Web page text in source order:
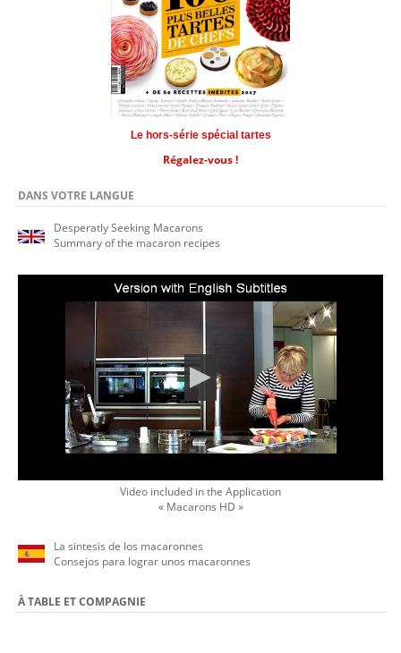
Le hors-série spécial tartes
Régalez-vous !
DANS VOTRE LANGUE
Desperatly Seeking Macarons
Summary of the macaron recipes
Video included in the Application
« Macarons HD »
La sintesis de los macaronnes
Consejos para lograr unos macaronnes
À TABLE ET COMPAGNIE